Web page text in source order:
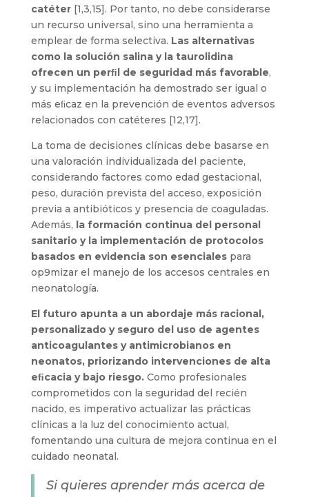
catéter[1,3,15]. Por tanto, no debe considerarse
un recurso universal, sino una herramienta a
emplear de forma selectiva. Las alternativas
como la solución salina y la taurolidina
ofrecen un perﬁl de seguridad más favorable,
y su implementación ha demostrado ser igual o
más eﬁcaz en la prevención de eventos adversos
relacionados con catéteres [12,17].
La toma de decisiones clínicas debe basarse en
una valoración individualizada del paciente,
considerando factores como edad gestacional,
peso, duración prevista del acceso, exposición
previa a antibióticos y presencia de coaguladas.
Además, la formación continua del personal
sanitario y la implementación de protocolos
basados en evidencia son esencialespara
op9mizar el manejo de los accesos centrales en
neonatología.
El futuro apunta a un abordaje más racional,
personalizado y seguro del uso de agentes
anticoagulantes y antimicrobianos en
neonatos, priorizando intervenciones de alta
eﬁcacia y bajo riesgo.Como profesionales
comprometidos con la seguridad del recién
nacido, es imperativo actualizar las prácticas
clínicas a la luz del conocimiento actual,
fomentando una cultura de mejora continua en el
cuidado neonatal.
Si quieres aprender más acerca de